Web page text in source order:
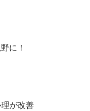
に！
が改善